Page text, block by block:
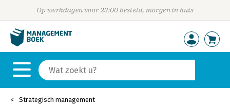
Op werkdagen voor 23:00 besteld, morgen in huis
Strategisch management